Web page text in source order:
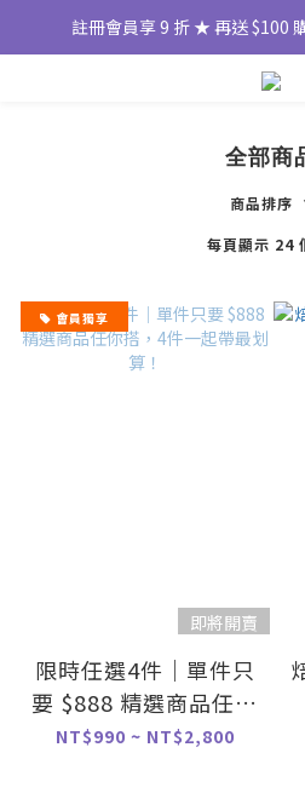
註冊會員享 9 折 ★ 再送 $100
全部商
商品排序
每頁顯示 24
會員獨享
即將開賣
限時任選4件｜單件只
要 $888 精選商品任你
搭，4件一起帶最划
NT$990 ~ NT$2,800